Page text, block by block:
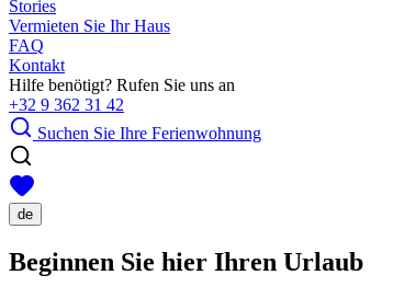
Stories
Vermieten Sie Ihr Haus
FAQ
Kontakt
Hilfe benötigt? Rufen Sie uns an
+32 9 362 31 42
Suchen Sie Ihre Ferienwohnung
de
Beginnen Sie hier Ihren Urlaub